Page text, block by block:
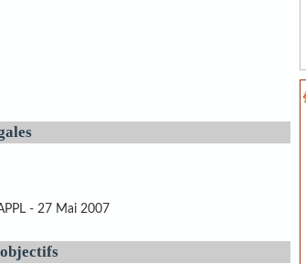
- 27 Mai 2007